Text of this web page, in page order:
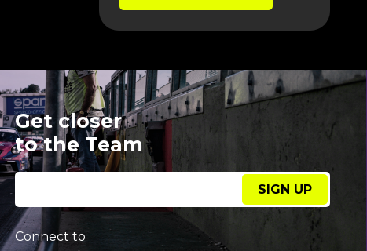
Get closer
to the Team
SIGN UP
Connect to